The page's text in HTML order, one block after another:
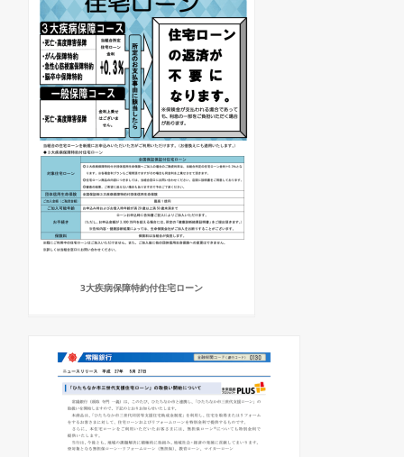
3大疾病保障特約付住宅ローン